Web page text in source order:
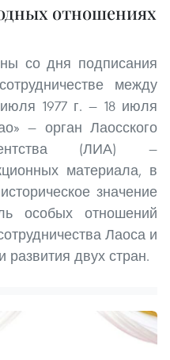
отношениях
со дня подписания
между
1977 г. — 18 июля
— орган Лаосского
(ЛИА) —
материала, в
значение
особых отношений
Лаоса и
двух стран.